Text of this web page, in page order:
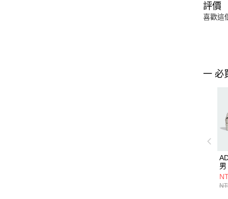
評價
喜歡這
一 必